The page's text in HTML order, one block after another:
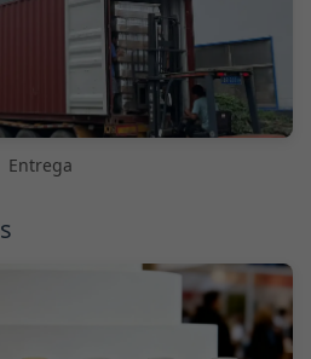
Entrega